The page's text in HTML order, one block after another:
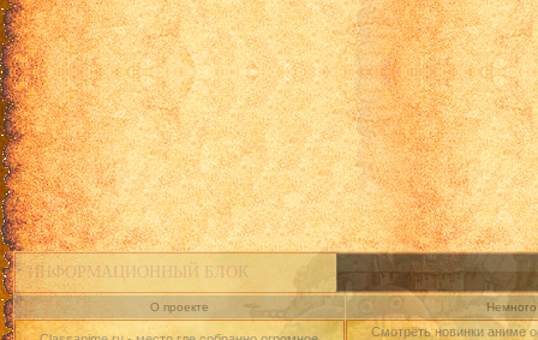
ИНФОРМАЦИОННЫЙ БЛОК
О проекте
Смотреть новинки аниме